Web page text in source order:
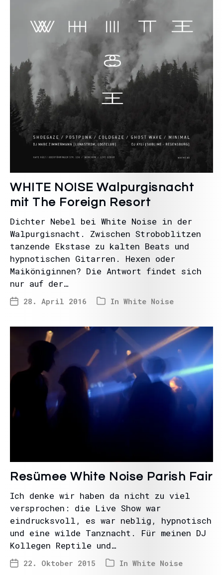
WHITE NOISE Walpurgisnacht
mit The Foreign Resort
Dichter Nebel bei White Noise in der
Walpurgisnacht. Zwischen Stroboblitzen
tanzende Ekstase zu kalten Beats und
hypnotischen Gitarren. Hexen oder
Maiköniginnen? Die Antwort findet sich
nur auf der…
28. April 2016 In White Noise
Resümee White Noise Parish Fair
Ich denke wir haben da nicht zu viel
versprochen: die Live Show war
eindrucksvoll, es war neblig, hypnotisch
und eine wilde Tanznacht. Für meinen DJ
Kollegen Reptile und…
22. Oktober 2015 In White Noise